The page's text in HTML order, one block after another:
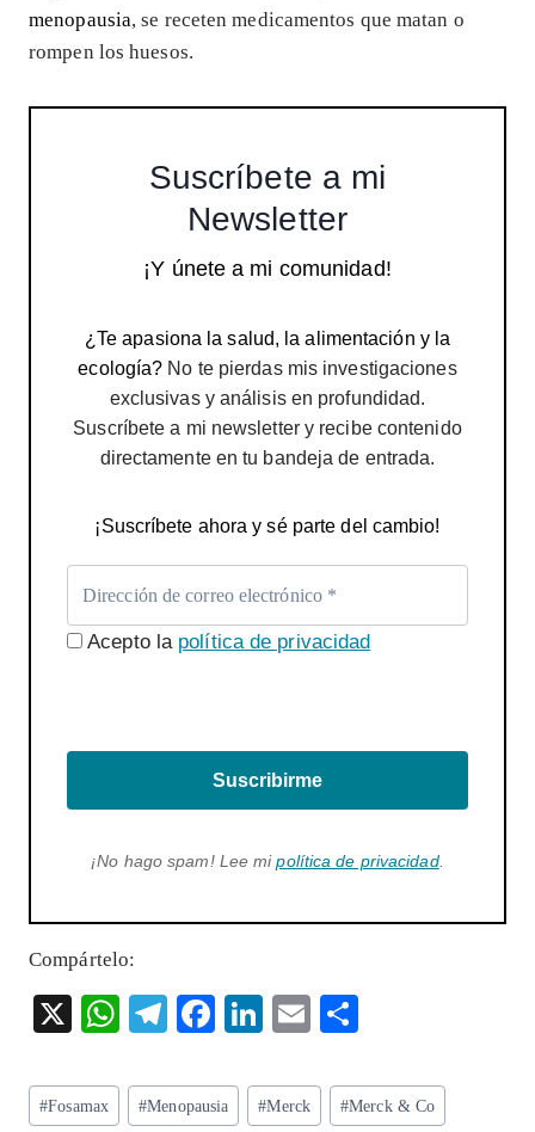
menopausia, se receten medicamentos que matan o
rompen los huesos.
Suscríbete a mi
Newsletter
¡Y únete a mi comunidad!
¿Te apasiona la salud, la alimentación y la
ecología? No te pierdas mis investigaciones
exclusivas y análisis en profundidad.
Suscríbete a mi newsletter y recibe contenido
directamente en tu bandeja de entrada.
¡Suscríbete ahora y sé parte del cambio!
Acepto la política de privacidad
Suscribirme
¡No hago spam! Lee mipolítica de privacidad.
Compártelo:
X
W
ts
T
eg
F
eb
Li
ke
E
ai re
Etiquetas
de
#Fosamax #Menopausia #Merck #Merck & Co